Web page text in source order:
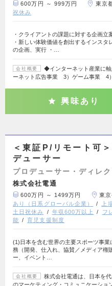
600万円 ～ 999万円 東京
祝休み
・クライアントの課題に対する企画立
・新しい体験価値を創出するインスタ
の企画、実行 ・…
会社概要
◆インターネット産業に
ーネット広告事業 3）ゲーム事業 4
興味あり
＜東証P/リモート可
デューサー
プロデューサー・ディレク
株式会社電通
600万円 ～ 1499万円 東
あり（日系グローバル企業）
上
土日祝休み
年収600万以上 フ
能
育児支援制度
(1)日本を含む世界の主要スポーツ事業
務（開発、仕入れ、協賛／メディア権
ー、イベント…
会社概要
株式会社電通は、日本を
のマーケティング・コミュニケーショ